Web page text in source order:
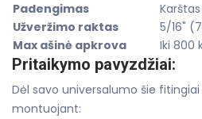
Padengimas
Užveržimo raktas
5/16"
Max ašinė apkrova
Iki 800
Pritaikymo pavyzdžiai:
Dėl savo universalumo šie
montuojant: